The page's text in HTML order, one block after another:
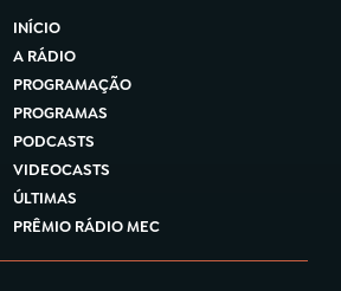
INÍCIO
A RÁDIO
PROGRAMAÇÃO
PROGRAMAS
PODCASTS
VIDEOCASTS
ÚLTIMAS
PRÊMIO RÁDIO MEC